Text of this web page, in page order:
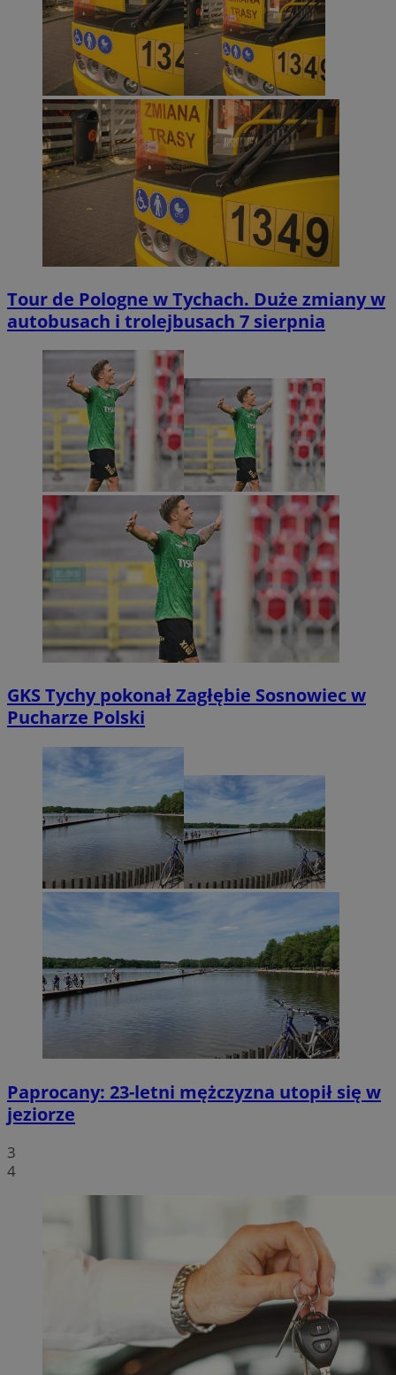
Tour de Pologne w Tychach. Duże zmiany w
autobusach i trolejbusach 7 sierpnia
GKS Tychy pokonał Zagłębie Sosnowiec w
Pucharze Polski
Paprocany: 23-letni mężczyzna utopił się w
jeziorze
3
4